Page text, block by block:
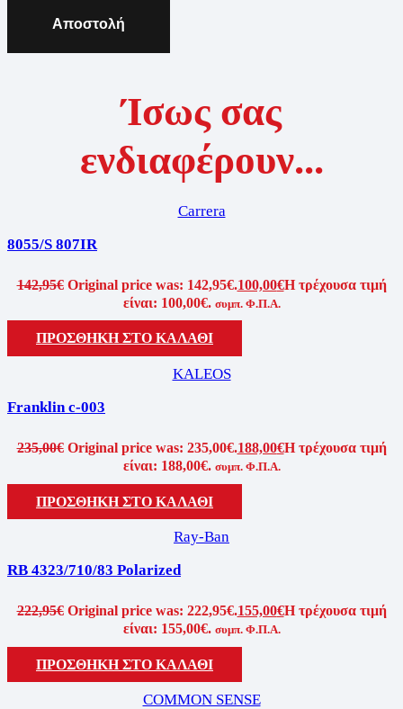
Αποστολή
Ίσως σας
ενδιαφέρουν...
Carrera
8055/S 807IR
142,95€ Original price was: 142,95€.100,00€Η τρέχουσα τιμή
είναι: 100,00€. συμπ. Φ.Π.Α.
ΠΡΟΣΘΗΚΗ ΣΤΟ ΚΑΛΑΘΙ
KALEOS
Franklin c-003
235,00€ Original price was: 235,00€.188,00€Η τρέχουσα τιμή
είναι: 188,00€. συμπ. Φ.Π.Α.
ΠΡΟΣΘΗΚΗ ΣΤΟ ΚΑΛΑΘΙ
Ray-Ban
RB 4323/710/83 Polarized
222,95€ Original price was: 222,95€.155,00€Η τρέχουσα τιμή
είναι: 155,00€. συμπ. Φ.Π.Α.
ΠΡΟΣΘΗΚΗ ΣΤΟ ΚΑΛΑΘΙ
COMMON SENSE